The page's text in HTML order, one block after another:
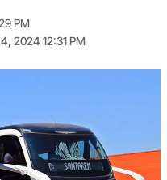
PM
2024 12:31 PM